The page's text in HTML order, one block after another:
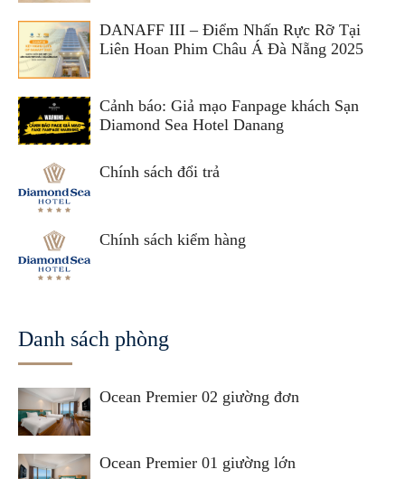
DANAFF III – Điểm Nhấn Rực Rỡ Tại
Liên Hoan Phim Châu Á Đà Nẵng 2025
Cảnh báo: Giả mạo Fanpage khách Sạn
Diamond Sea Hotel Danang
Chính sách đổi trả
Chính sách kiểm hàng
Danh sách phòng
Ocean Premier 02 giường đơn
Ocean Premier 01 giường lớn